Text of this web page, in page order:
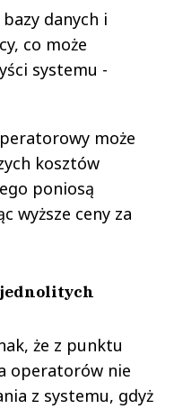
danych i
co może
systemu -
może
kosztów
poniosą
wyższe ceny za
jednolitych
że z punktu
operatorów nie
z systemu, gdyż